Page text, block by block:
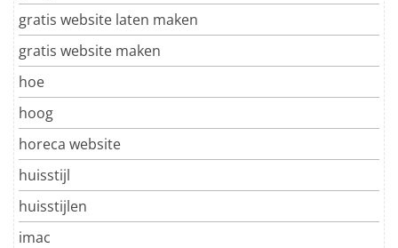
gratis website laten maken
gratis website maken
hoe
hoog
horeca website
huisstijl
huisstijlen
imac